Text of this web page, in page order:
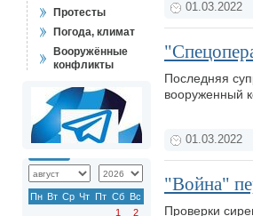
Протесты
Погода, климат
Вооружённые
конфликты
Пн Вт Ср Чт Пт Сб Вс
1
2
01.03.2022
Последняя
вооруженный
01.03.2022
"Война"
Проверки